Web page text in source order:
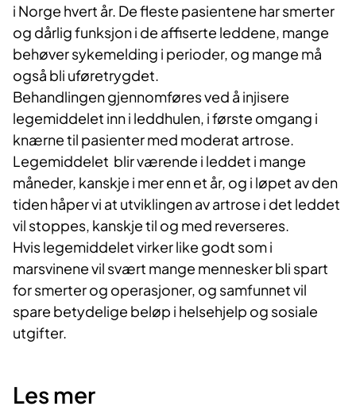
i Norge hvert år. De fleste pasientene har smerter
og dårlig funksjon i de affiserte leddene, mange
behøver sykemelding i perioder, og mange må
også bli uføretrygdet.
Behandlingen gjennomføres ved å injisere
legemiddelet inn i leddhulen, i første omgang i
knærne til pasienter med moderat artrose.
Legemiddelet blir værende i leddet i mange
måneder, kanskje i mer enn et år, og i løpet av den
tiden håper vi at utviklingen av artrose i det leddet
vil stoppes, kanskje til og med reverseres.
Hvis legemiddelet virker like godt som i
marsvinene vil svært mange mennesker bli spart
for smerter og operasjoner, og samfunnet vil
spare betydelige beløp i helsehjelp og sosiale
utgifter.
Les mer